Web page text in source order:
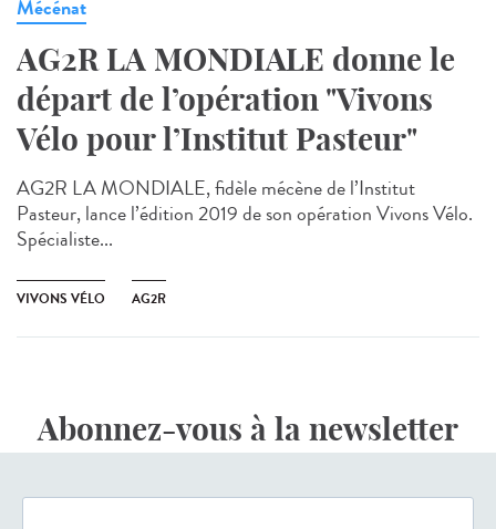
Mécénat
AG2R LA MONDIALE donne le
départ de l’opération "Vivons
Vélo pour l’Institut Pasteur"
AG2R LA MONDIALE, fidèle mécène de l’Institut
Pasteur, lance l’édition 2019 de son opération Vivons Vélo.
Spécialiste...
VIVONS VÉLO AG2R
Abonnez-vous à la newsletter